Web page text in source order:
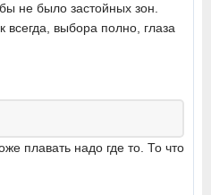
не было застойных зон.
всегда, выбора полно, глаза
плавать надо где то. То что